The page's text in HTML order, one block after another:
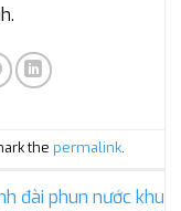
the permalink.
đài phun nước khu